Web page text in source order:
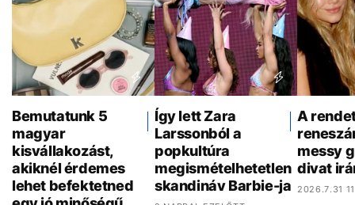
Bemutatunk 5
magyar
kisvállakozást,
akiknél érdemes
lehet befektetned
Így lett Zara
Larssonból a
popkultúra
megismételhetetlen
skandináv Barbie-ja
A
messy
divat
2026.7.31